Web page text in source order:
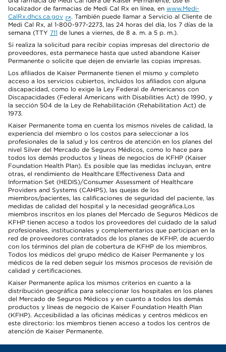
localizador de farmacias de Medi Cal Rx en línea, en www.Medi-
CalRx.dhcs.ca.gov
. También puede llamar a Servicio al Cliente de
Medi Cal Rx, al 1-800-977-2273, las 24 horas del día, los 7 días de la
semana (TTY 711 de lunes a viernes, de 8 a. m. a 5 p. m.).
Si realiza la solicitud para recibir copias impresas del directorio de
proveedores, esta permanece hasta que usted abandone Kaiser
Permanente o solicite que dejen de enviarle las copias impresas.
Los afiliados de Kaiser Permanente tienen el mismo y completo
acceso a los servicios cubiertos, incluidos los afiliados con alguna
discapacidad, como lo exige la Ley Federal de Americanos con
Discapacidades (Federal Americans with Disabilities Act) de 1990, y
la sección 504 de la Ley de Rehabilitación (Rehabilitation Act) de
1973.
Kaiser Permanente toma en cuenta los mismos niveles de calidad, la
experiencia del miembro o los costos para seleccionar a los
profesionales de la salud y los centros de atención en los planes del
nivel Silver del Mercado de Seguros Médicos, como lo hace para
todos los demás productos y líneas de negocios de KFHP (Kaiser
Foundation Health Plan). Es posible que las medidas incluyan, entre
otras, el rendimiento de Healthcare Effectiveness Data and
Information Set (HEDIS)/Consumer Assessment of Healthcare
Providers and Systems (CAHPS), las quejas de los
miembros/pacientes, las calificaciones de seguridad del paciente, las
medidas de calidad del hospital y la necesidad geográfica.Los
miembros inscritos en los planes del Mercado de Seguros Médicos de
KFHP tienen acceso a todos los proveedores del cuidado de la salud
profesionales, institucionales y complementarios que participan en la
red de proveedores contratados de los planes de KFHP, de acuerdo
con los términos del plan de cobertura de KFHP de los miembros.
Todos los médicos del grupo médico de Kaiser Permanente y los
médicos de la red deben seguir los mismos procesos de revisión de
calidad y certificaciones.
Kaiser Permanente aplica los mismos criterios en cuanto a la
distribución geográfica para seleccionar los hospitales en los planes
del Mercado de Seguros Médicos y en cuanto a todos los demás
productos y líneas de negocio de Kaiser Foundation Health Plan
(KFHP). Accesibilidad a las oficinas médicas y centros médicos en
este directorio: los miembros tienen acceso a todos los centros de
atención de Kaiser Permanente.